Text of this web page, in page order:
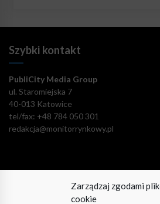
Zarządzaj zgodami
cookie
Szybki kontakt
PubliCity Media Group
ul. Staromiejska 7
40-013 Katowice
tel/fax: +48 784 050 301
redakcja@monitorrynkowy.pl
Pozostańmy w kontakcie!